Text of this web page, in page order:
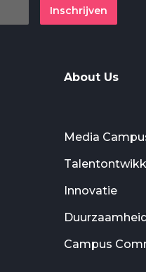
Inschrijven
About Us
Media
Innovatie
Duurzaamheid
Campus